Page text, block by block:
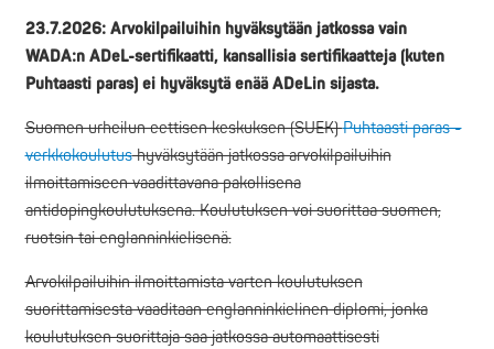
23.7.2026: Arvokilpailuihin hyväksytään jatkossa vain
WADA:n ADeL-sertifikaatti, kansallisia sertifikaatteja (kuten
Puhtaasti paras) ei hyväksytä enää ADeLin sijasta.
Suomen urheilun eettisen keskuksen (SUEK)Puhtaasti paras -
verkkokoulutushyväksytään jatkossa arvokilpailuihin
ilmoittamiseen vaadittavana pakollisena
antidopingkoulutuksena. Koulutuksen voi suorittaa suomen,
ruotsin tai englanninkielisenä.
Arvokilpailuihin ilmoittamista varten koulutuksen
suorittamisesta vaaditaan englanninkielinen diplomi, jonka
koulutuksen suorittaja saa jatkossa automaattisesti